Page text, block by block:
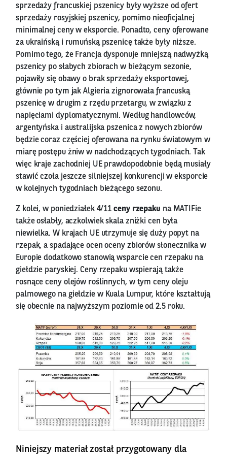
sprzedaży francuskiej pszenicy były wyższe od ofert
sprzedaży rosyjskiej pszenicy, pomimo nieoficjalnej
minimalnej ceny w eksporcie. Ponadto, ceny oferowane
za ukraińską i rumuńską pszenicę także były niższe.
Pomimo tego, że Francja dysponuje mniejszą nadwyżką
pszenicy po słabych zbiorach w bieżącym sezonie,
pojawiły się obawy o brak sprzedaży eksportowej,
głównie po tym jak Algieria zignorowała francuską
pszenicę w drugim z rzędu przetargu, w związku z
napięciami dyplomatycznymi. Według handlowców,
argentyńska i australijska pszenica z nowych zbiorów
będzie coraz częściej oferowana na rynku światowym w
miarę postępu żniw w nadchodzących tygodniach. Tak
więc kraje zachodniej UE prawdopodobnie będą musiały
stawić czoła jeszcze silniejszej konkurencji w eksporcie
w kolejnych tygodniach bieżącego sezonu.
Z kolei, w poniedziałek 4/11ceny rzepaku na MATIFie
także osłabły, aczkolwiek skala zniżki cen była
niewielka. W krajach UE utrzymuje się duży popyt na
rzepak, a spadające ocen oceny zbiorów słonecznika w
Europie dodatkowo stanowią wsparcie cen rzepaku na
giełdzie paryskiej. Ceny rzepaku wspierają także
rosnące ceny olejów roślinnych, w tym ceny oleju
palmowego na giełdzie w Kuala Lumpur, które kształtują
się obecnie na najwyższym poziomie od 2.5 roku.
Niniejszy materiał został przygotowany dla